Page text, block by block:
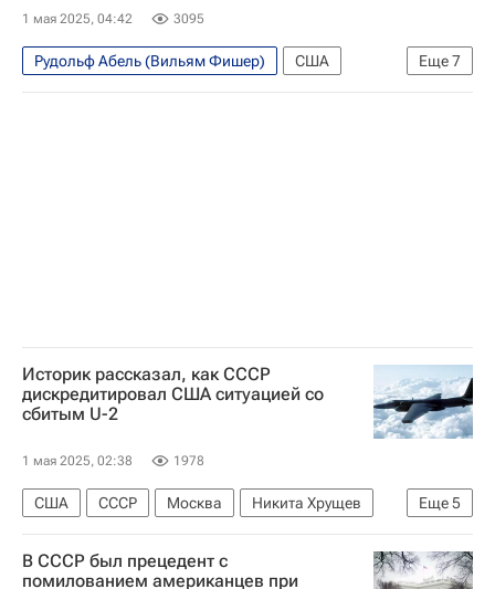
НТВ (телеканал)
Общество
1 мая 2025, 04:42 3095
Еще7
Рудольф Абель (Вильям Фишер)
США
Россия
СССР
Джон Кеннеди (политик)
Историк рассказал, как СССР
дискредитировал США ситуацией со
сбитым U-2
1 мая 2025, 02:38 1978
Еще5
США СССР Москва
Никита Хрущев
Дуайт Эйзенхауэр
Джон Кеннеди (политик)
Центральное разведывательное управление (ЦРУ)
В СССР был прецедент с
помилованием американцев при